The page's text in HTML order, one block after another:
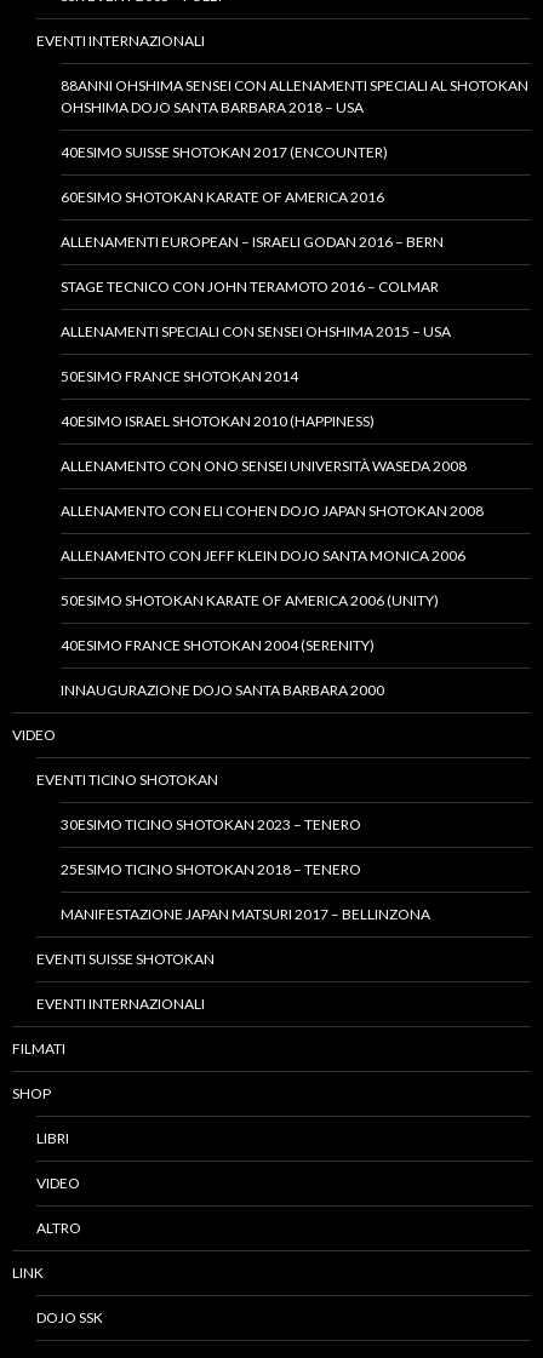
EVENTI INTERNAZIONALI
88ANNI OHSHIMA SENSEI CON ALLENAMENTI SPECIALI AL SHOTOKAN
OHSHIMA DOJO SANTA BARBARA 2018 – USA
40ESIMO SUISSE SHOTOKAN 2017 (ENCOUNTER)
60ESIMO SHOTOKAN KARATE OF AMERICA 2016
ALLENAMENTI EUROPEAN – ISRAELI GODAN 2016 – BERN
STAGE TECNICO CON JOHN TERAMOTO 2016 – COLMAR
ALLENAMENTI SPECIALI CON SENSEI OHSHIMA 2015 – USA
50ESIMO FRANCE SHOTOKAN 2014
40ESIMO ISRAEL SHOTOKAN 2010 (HAPPINESS)
ALLENAMENTO CON ONO SENSEI UNIVERSITÀ WASEDA 2008
ALLENAMENTO CON ELI COHEN DOJO JAPAN SHOTOKAN 2008
ALLENAMENTO CON JEFF KLEIN DOJO SANTA MONICA 2006
50ESIMO SHOTOKAN KARATE OF AMERICA 2006 (UNITY)
40ESIMO FRANCE SHOTOKAN 2004 (SERENITY)
INNAUGURAZIONE DOJO SANTA BARBARA 2000
VIDEO
EVENTI TICINO SHOTOKAN
30ESIMO TICINO SHOTOKAN 2023 – TENERO
25ESIMO TICINO SHOTOKAN 2018 – TENERO
MANIFESTAZIONE JAPAN MATSURI 2017 – BELLINZONA
EVENTI SUISSE SHOTOKAN
EVENTI INTERNAZIONALI
FILMATI
SHOP
LIBRI
VIDEO
ALTRO
LINK
DOJO SSK